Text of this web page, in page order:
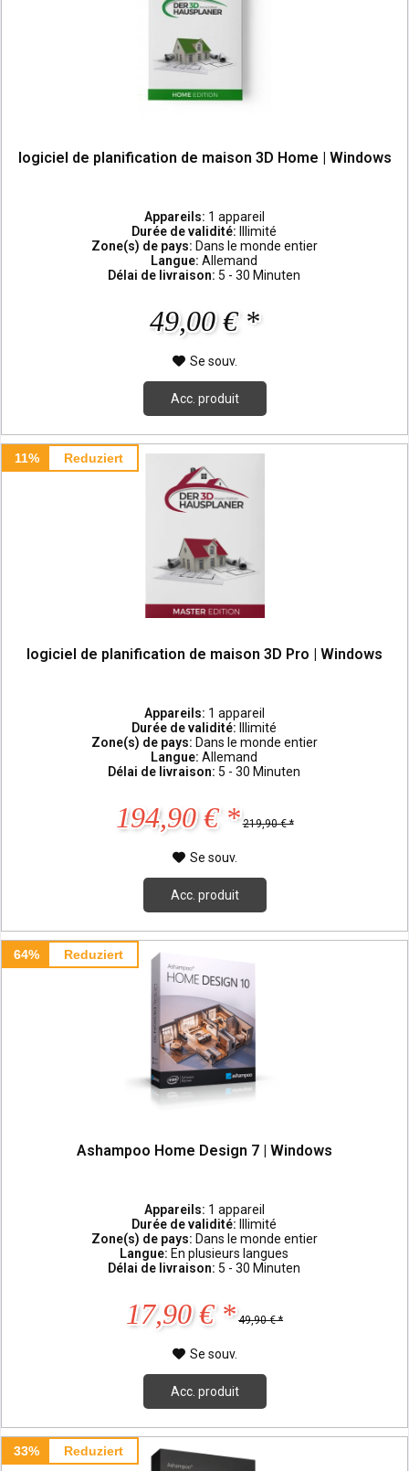
logiciel de planification de maison 3D Home | Windows
Appareils: 1 appareil
Durée de validité:
Illimité
Zone(s) de pays: Dans le monde entier
Langue:Allemand
Délai de livraison: 5 - 30 Minuten
49,00 € *
Se souv.
Acc. produit
11% Reduziert
logiciel de planification de maison 3D Pro | Windows
Appareils: 1 appareil
Durée de validité:
Illimité
Zone(s) de pays: Dans le monde entier
Langue:Allemand
Délai de livraison: 5 - 30 Minuten
194,90 € * 219,90 € *
Se souv.
Acc. produit
64% Reduziert
Ashampoo Home Design 7 | Windows
Appareils: 1 appareil
Durée de validité:
Illimité
Zone(s) de pays: Dans le monde entier
Langue: En plusieurs langues
Délai de livraison: 5 - 30 Minuten
17,90 € * 49,90 € *
Se souv.
Acc. produit
33% Reduziert